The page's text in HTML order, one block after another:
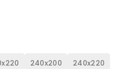
240x200
240x220